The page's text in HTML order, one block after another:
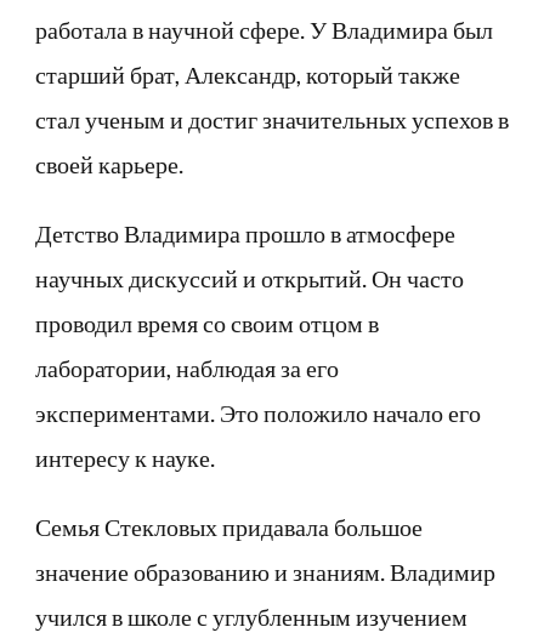
работала в научной сфере. У Владимира был
старший брат, Александр, который также
стал ученым и достиг значительных успехов в
своей карьере.
Детство Владимира прошло в атмосфере
научных дискуссий и открытий. Он часто
проводил время со своим отцом в
лаборатории, наблюдая за его
экспериментами. Это положило начало его
интересу к науке.
Семья Стекловых придавала большое
значение образованию и знаниям. Владимир
учился в школе с углубленным изучением